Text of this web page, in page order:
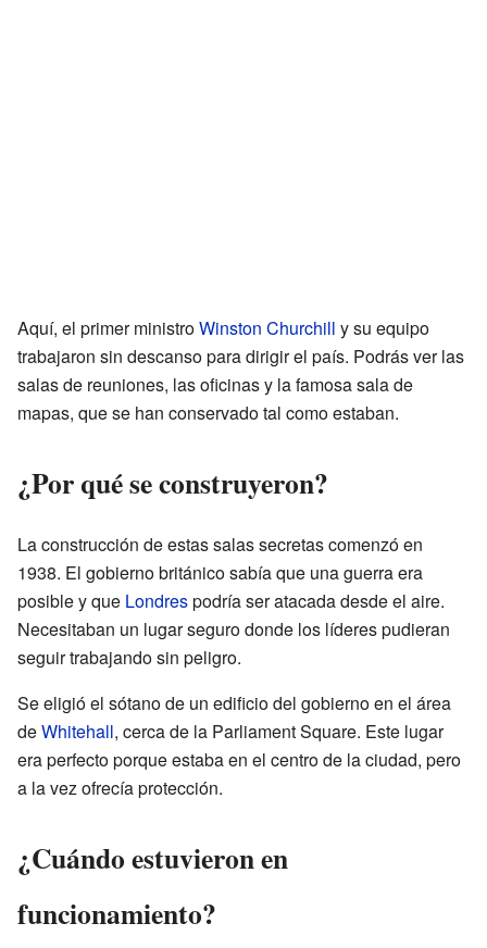
Aquí, el primer ministroWinston Churchill y su equipo
trabajaron sin descanso para dirigir el país. Podrás ver las
salas de reuniones, las oficinas y la famosa sala de
mapas, que se han conservado tal como estaban.
¿Por qué se construyeron?
La construcción de estas salas secretas comenzó en
1938. El gobierno británico sabía que una guerra era
posible y que Londrespodría ser atacada desde el aire.
Necesitaban un lugar seguro donde los líderes pudieran
seguir trabajando sin peligro.
Se eligió el sótano de un edificio del gobierno en el área
deWhitehall, cerca de la Parliament Square. Este lugar
era perfecto porque estaba en el centro de la ciudad, pero
a la vez ofrecía protección.
¿Cuándo estuvieron en
funcionamiento?